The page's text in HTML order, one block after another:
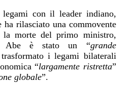
con il leader indiano,
rilasciato una commovente
la morte del primo ministro,
Abe è stato un “grande
i legami bilaterali
“largamente ristretta”
globale”.